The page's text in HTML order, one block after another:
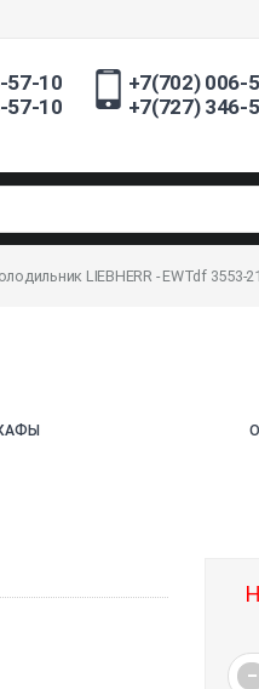
57-10
57-10
+7(702) 006-
+7(727) 346-
LIEBHERR - EWTdf 3553-
−